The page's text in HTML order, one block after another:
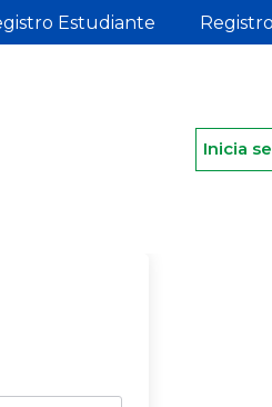
Estudiante
Inicia